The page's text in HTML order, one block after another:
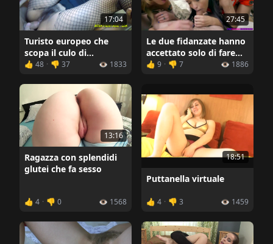
17:04
Turisto europeo che
scopa il culo di
un'asiatica sottile
👍 48 · 👎 37 👁️ 1833
27:45
Le due fidanzate hanno
accettato solo di fare
una sega al ragazzo,
👍 9 · 👎 7 👁️ 1886
13:16
Ragazza con splendidi
glutei che fa sesso
👍 4 · 👎 0 👁️ 1568
18:51
Puttanella virtuale
👍 4 · 👎 3 👁️ 1459